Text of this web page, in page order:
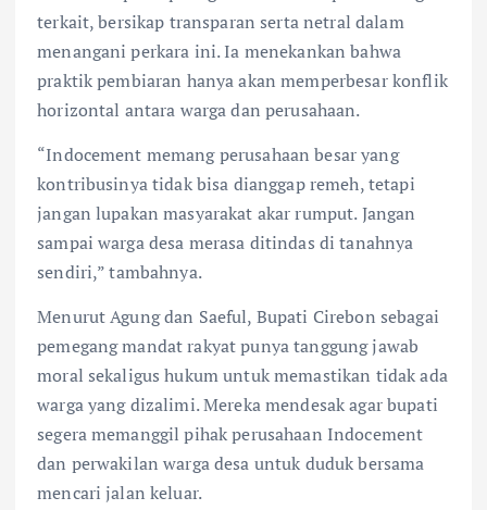
terkait, bersikap transparan serta netral dalam
menangani perkara ini. Ia menekankan bahwa
praktik pembiaran hanya akan memperbesar konflik
horizontal antara warga dan perusahaan.
“Indocement memang perusahaan besar yang
kontribusinya tidak bisa dianggap remeh, tetapi
jangan lupakan masyarakat akar rumput. Jangan
sampai warga desa merasa ditindas di tanahnya
sendiri,” tambahnya.
Menurut Agung dan Saeful, Bupati Cirebon sebagai
pemegang mandat rakyat punya tanggung jawab
moral sekaligus hukum untuk memastikan tidak ada
warga yang dizalimi. Mereka mendesak agar bupati
segera memanggil pihak perusahaan Indocement
dan perwakilan warga desa untuk duduk bersama
mencari jalan keluar.